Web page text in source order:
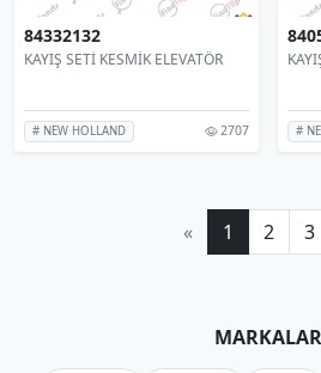
84332132
KAYIŞ SETİ KESMİK ELEVATÖR
# NEW HOLLAND 2707 #
« 1 2 3
MARKALAR